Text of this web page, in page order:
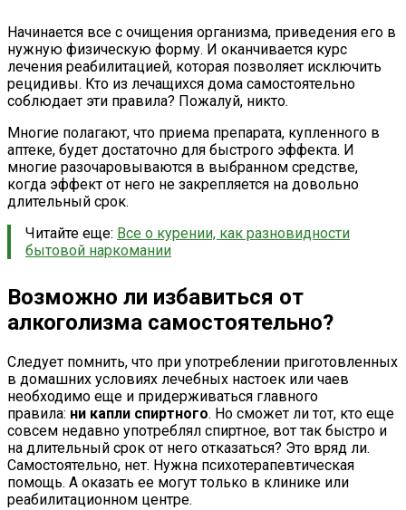
Начинается все с очищения организма, приведения его в
нужную физическую форму. И оканчивается курс
лечения реабилитацией, которая позволяет исключить
рецидивы. Кто из лечащихся дома самостоятельно
соблюдает эти правила? Пожалуй, никто.
Многие полагают, что приема препарата, купленного в
аптеке, будет достаточно для быстрого эффекта. И
многие разочаровываются в выбранном средстве,
когда эффект от него не закрепляется на довольно
длительный срок.
Читайте еще: Все о курении, как разновидности
бытовой наркомании
Возможно ли избавиться от
алкоголизма самостоятельно?
Следует помнить, что при употреблении приготовленных
в домашних условиях лечебных настоек или чаев
необходимо еще и придерживаться главного
правила: ни капли спиртного. Но сможет ли тот, кто еще
совсем недавно употреблял спиртное, вот так быстро и
на длительный срок от него отказаться? Это вряд ли.
Самостоятельно, нет. Нужна психотерапевтическая
помощь. А оказать ее могут только в клинике или
реабилитационном центре.